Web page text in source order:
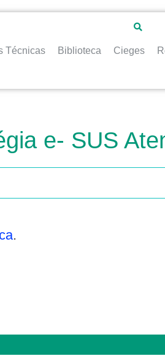
Técnicas Biblioteca Cieges
e- SUS
.